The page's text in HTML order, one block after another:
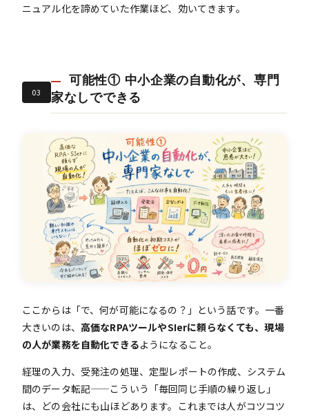
ニュアル化を諦めていた作業ほど、効いてきます。
03
可能性① 中小企業の自動化が、専門
家なしでできる
ここからは「で、何が可能になるの？」という話です。一番
大きいのは、 高価なRPAツールやSIerに頼らなくても、現場
の人が業務を自動化できるようになること。
経理の入力、受発注の処理、定型レポートの作成、システム
間のデータ転記——こういう「毎回同じ手順の繰り返し」
は、どの会社にも山ほどあります。これまでは人がコツコツ